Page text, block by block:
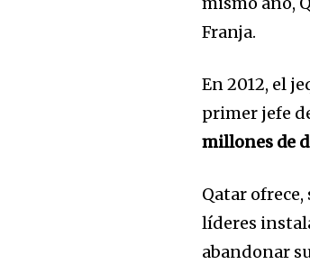
Franja.
En 2012, el
primer jefe
millones de
Qatar
líderes
abandonar